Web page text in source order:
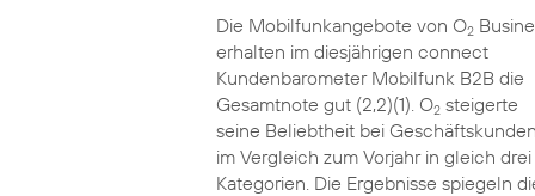
Die Mobilfunkangebote von O2
erhalten im diesjährigen connect
Kundenbarometer Mobilfunk B2B die
Gesamtnote gut (2,2)(1). O2steigerte
seine Beliebtheit bei
im Vergleich zum Vorjahr in gleich drei
Kategorien. Die Ergebnisse spiegeln